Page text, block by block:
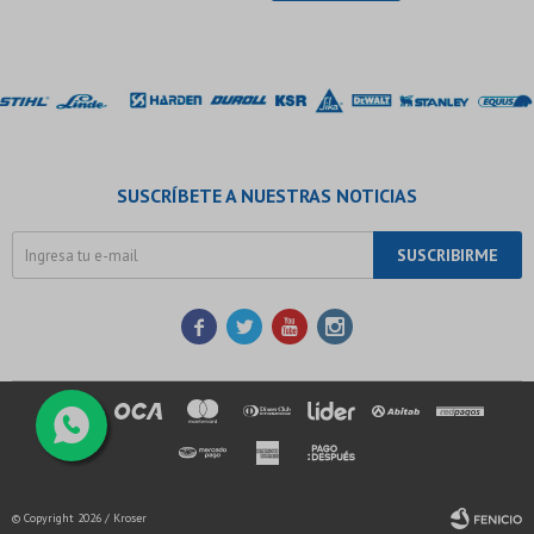
SUSCRÍBETE A NUESTRAS NOTICIAS
SUSCRIBIRME
   
© Copyright 2026 / Kroser